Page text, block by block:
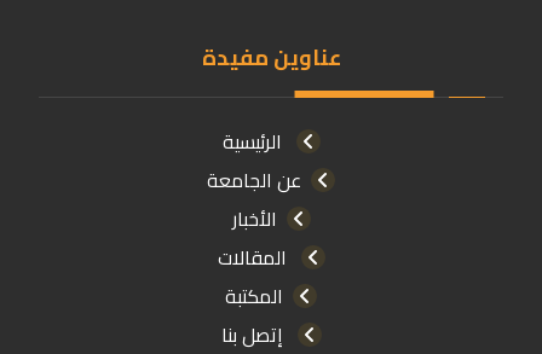
عناوين مفيدة
الرئيسية
عن الجامعة
الأخبار
المقالات
المكتبة
إتصل بنا